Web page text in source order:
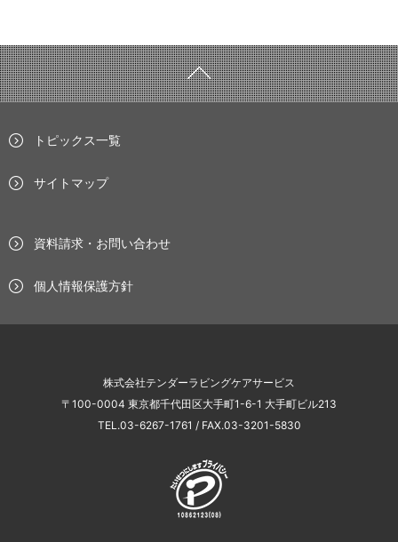
トピックス一覧
サイトマップ
資料請求・お問い合わせ
個人情報保護方針
株式会社テンダーラビングケアサービス
〒100-0004 東京都千代田区大手町1-6-1 大手町ビル213
TEL.03-6267-1761 / FAX.03-3201-5830